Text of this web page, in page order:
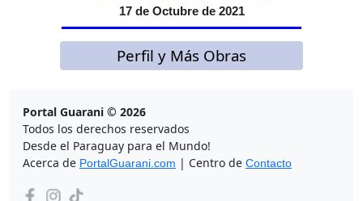
17 de Octubre de 2021
Perfil y Más Obras
Portal Guarani © 2026
Todos los derechos reservados
Desde el Paraguay para el Mundo!
Acerca de PortalGuarani.com | Centro de Contacto